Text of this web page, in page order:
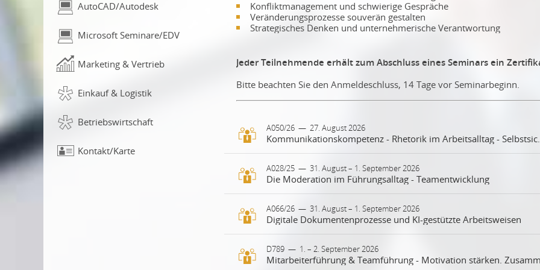
AutoCAD/Autodesk
Microsoft Seminare/EDV
Marketing & Vertrieb
Einkauf & Logistik
Betriebswirtschaft
Kontakt/Karte
Konfliktmanagement und schwierige Gespräche
Veränderungsprozesse souverän gestalten
Strategisches Denken und unternehmerische Verantwortung
Jeder Teilnehmende erhält zum Abschluss eines Seminars ein
Bitte beachten Sie den Anmeldeschluss, 14 Tage vor Seminarbeginn.
A050/26 — 27. August 2026
Eine klare und überzeugende Kommunikation ist im Berufsalltag
entscheidend. Im Seminar „Rhetorik im Arbeitsalltag“ lernen die
Teilnehmenden, ihre Ausdrucksweise gezielt einzusetzen, sicher
aufzutreten und Gespräche professionell zu führen. Ob im Team, im
Kundengespräch oder bei Präsentationen – eine wirkungsvolle
stärkt die eigene Präsenz und fördert den beruflichen Erfolg.
Grundlagen der wirkungsvollen Kommunikation
Der erste Eindruck zählt für einen perfekten Start
A028/25 — 31. August – 1. September 2026
Die Moderation im Führungsalltag - Teamentwicklung
Führung bedeutet heute mehr als Entscheidungen zu treffen und
Aufgaben zu verteilen. Immer häufiger sind Führungskräfte gefordert,
Gespräche zu strukturieren, Prozesse zu begleiten und Teams durch
Veränderungen zu führen. Moderationskompetenz wird dabei zu
zentralen Fähigkeit, um Zusammenarbeit zu fördern und Potenziale
A066/26 — 31. August – 1. September 2026
Digitale Dokumentenprozesse und KI-gestützte Arbeitsweisen
Die fortschreitende Digitalisierung verändert die tägliche Büro- und
Verwaltungsarbeit nachhaltig. Moderne Softwarelösungen
D789 — 1. – 2. September 2026